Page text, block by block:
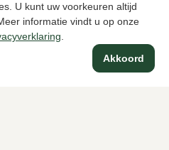
U kunt uw voorkeuren altijd
informatie vindt u op onze
Akkoord